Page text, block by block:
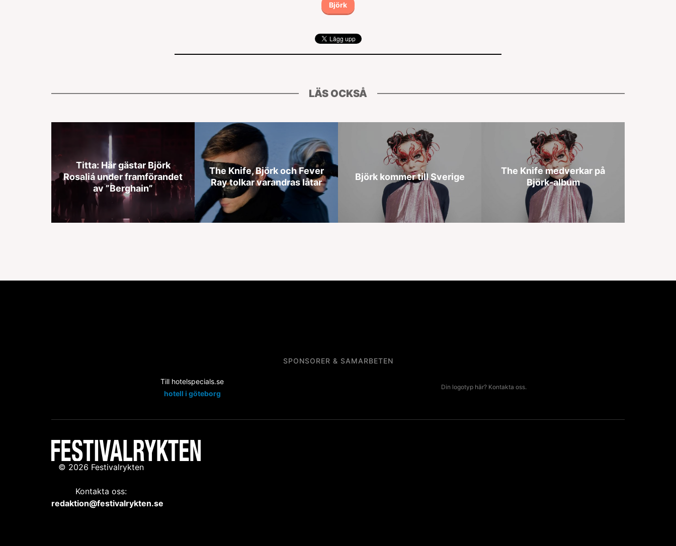
Björk
LÄS OCKSÅ
Titta: Här gästar Björk
Rosaliá under framförandet
av ”Berghain”
The Knife, Björk och Fever
Ray tolkar varandras låtar
Björk kommer till Sverige
The Knife medverkar på
Björk-album
SPONSORER & SAMARBETEN
Till hotelspecials.se
hotell i göteborg
Din logotyp här? Kontakta oss.
© 2026 Festivalrykten
Kontakta oss:
redaktion@festivalrykten.se